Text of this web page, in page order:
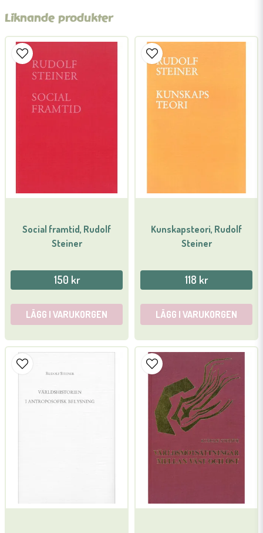
name
Namn
Mejladress
Liknande produkter
Social framtid, Rudolf
Steiner
150 kr
LÄGG I VARUKORGEN
Kunskapsteori, Rudolf
Steiner
118 kr
LÄGG I VARUKORGEN